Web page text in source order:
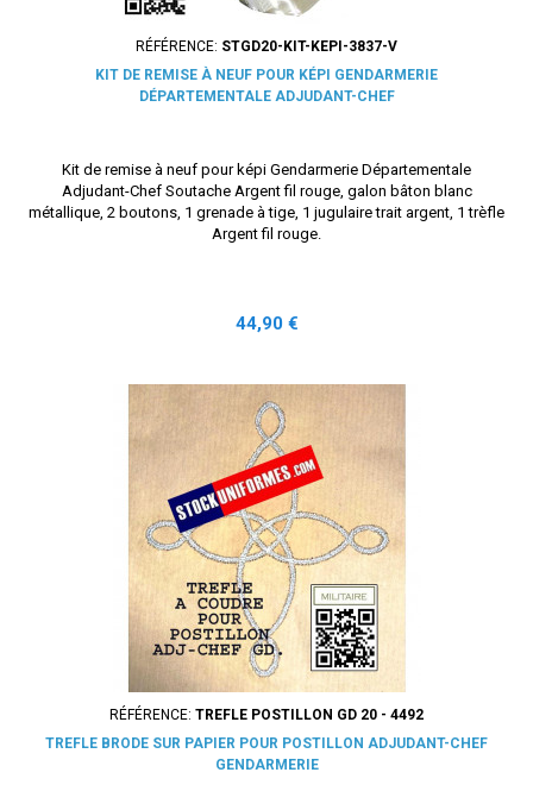
RÉFÉRENCE: STGD20-KIT-KEPI-3837-V
KIT DE REMISE À NEUF POUR KÉPI GENDARMERIE
DÉPARTEMENTALE ADJUDANT-CHEF
Kit de remise à neuf pour képi Gendarmerie Départementale
Adjudant-Chef Soutache Argent fil rouge, galon bâton blanc
métallique, 2 boutons, 1 grenade à tige, 1 jugulaire trait argent, 1 trèfle
Argent fil rouge.
Prix
44,90 €
RÉFÉRENCE: TREFLE POSTILLON GD 20 - 4492
TREFLE BRODE SUR PAPIER POUR POSTILLON ADJUDANT-CHEF
GENDARMERIE